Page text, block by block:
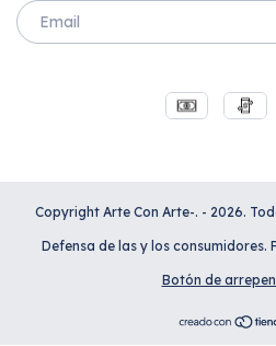
Copyright Arte Con Arte-. - 2026.
Defensa de las y los consumidores.
Botón de